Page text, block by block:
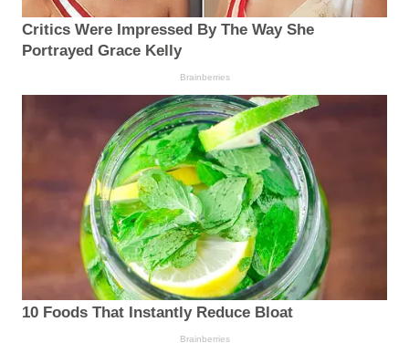
Critics Were Impressed By The Way She
Portrayed Grace Kelly
Brainberries
10 Foods That Instantly Reduce Bloat
Brainberries